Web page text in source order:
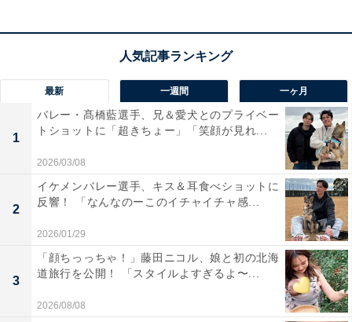
最新 一週間 一ヶ月
1
バレー・髙橋藍選手、兄＆愛犬とのプライベー
トショットに「超きちょー」「笑顔が見れ...
2026/03/08
2
イケメンバレー選手、キス＆耳食べショットに
反響！ 「なんなのーこのイチャイチャ感...
2026/01/29
3
「顔ちっっちゃ！」藤田ニコル、娘と初の北海
道旅行を公開！ 「スタイルよすぎるよ〜...
2026/08/08